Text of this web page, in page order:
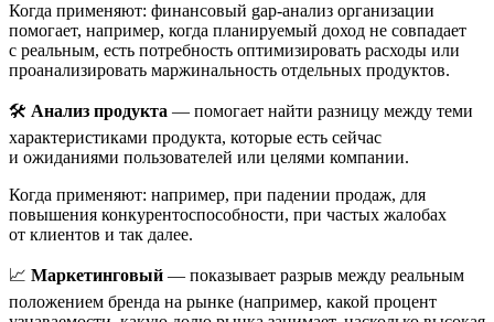
Когда применяют: финансовый gap-анализ организации
помогает, например, когда планируемый доход не совпадает
с реальным, есть потребность оптимизировать расходы или
проанализировать маржинальность отдельных продуктов.
🛠️ Анализ продукта — помогает найти разницу между теми
характеристиками продукта, которые есть сейчас
и ожиданиями пользователей или целями компании.
Когда применяют: например, при падении продаж, для
повышения конкурентоспособности, при частых жалобах
от клиентов и так далее.
📈 Маркетинговый — показывает разрыв между реальным
положением бренда на рынке (например, какой процент